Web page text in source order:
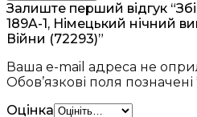
Залиште перший відгук
189A-1, Німецький нічний
Війни (72293)”
Ваша e-mail адреса не
Обов’язкові поля позначені
Оцінка